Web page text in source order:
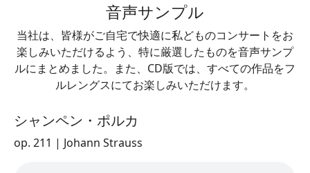
音声サンプル
当社は、皆様がご自宅で快適に私どものコンサートをお
楽しみいただけるよう、特に厳選したものを音声サンプ
ルにまとめました。また、CD版では、すべての作品をフ
ルレングスにてお楽しみいただけます。
シャンペン・ポルカ
op. 211 | Johann Strauss